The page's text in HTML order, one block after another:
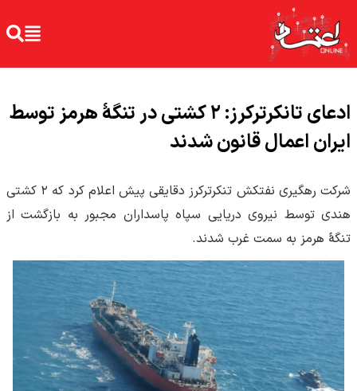
ادعای تانکرترکرز: ۲ کشتی در تنگهٔ هرمز توسط
ایران اعمال قانون شدند
شرکت رهگیری نفتکش تنکرترکرز دقایقی پیش اعلام کرد که ۲ کشتی
هندی توسط نیروی دریایی سپاه پاسداران مجبور به بازگشت از
تنگهٔ هرمز به سمت غرب شدند.